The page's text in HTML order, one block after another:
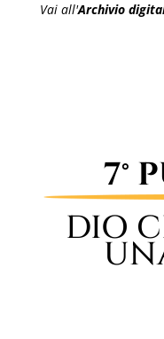
Vai all'Archivio
7°
DIO